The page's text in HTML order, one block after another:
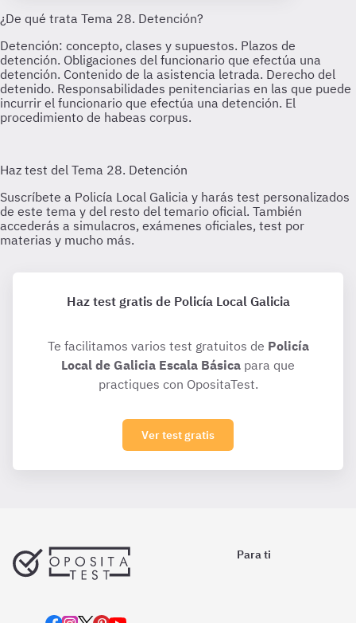
Haz test gratis de Policía Local Galicia
Te facilitamos varios test gratuitos de Policía
Local de Galicia Escala Básica para que
practiques con OpositaTest.
Ver test gratis
Para ti